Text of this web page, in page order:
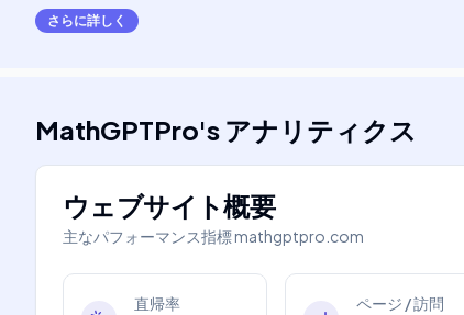
さらに詳しく
MathGPTPro's アナリティクス
ウェブサイト概要
主なパフォーマンス指標mathgptpro.com
直帰率 ページ / 訪問